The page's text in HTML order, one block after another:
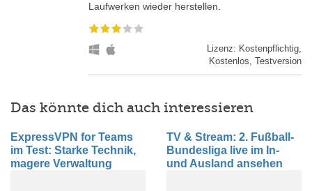
Laufwerken wieder herstellen.
Lizenz: Kostenpflichtig,
Kostenlos, Testversion
Das könnte dich auch interessieren
ExpressVPN for Teams
im Test: Starke Technik,
magere Verwaltung
TV & Stream: 2. Fußball-
Bundesliga live im In-
und Ausland ansehen